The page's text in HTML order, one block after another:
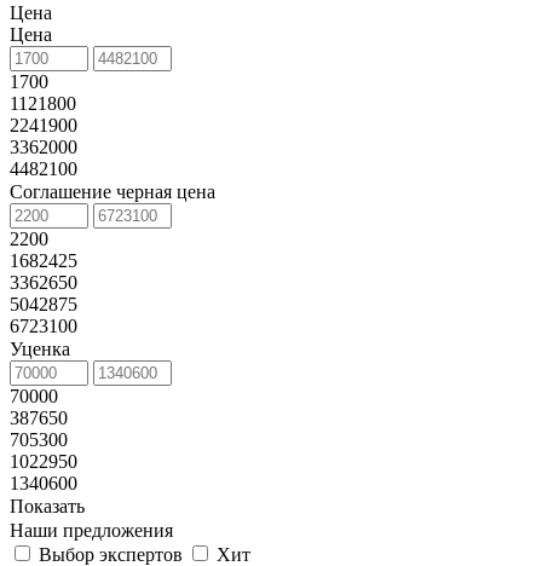
Цена
Цена
1700
1121800
2241900
3362000
4482100
Соглашение черная цена
2200
1682425
3362650
5042875
6723100
Уценка
70000
387650
705300
1022950
1340600
Показать
Наши предложения
Выбор экспертов
Хит